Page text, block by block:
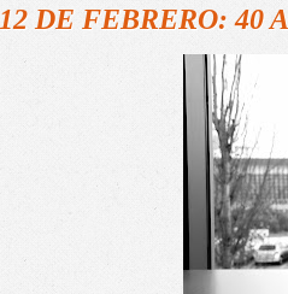
12 DE FEBRERO: 40